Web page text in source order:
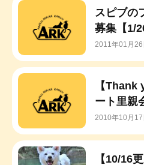
スピブの
募集【1/
2011年01月26
【Thank
ート里親
2010年10月17
【10/16